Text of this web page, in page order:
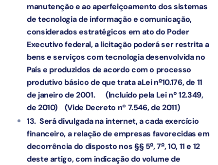
manutenção e ao aperfeiçoamento dos sistemas
de tecnologia de informação e comunicação,
considerados estratégicos em ato do Poder
Executivo federal, a licitação poderá ser restrita a
bens e serviços com tecnologia desenvolvida no
País e produzidos de acordo com o processo
produtivo básico de que trata aLei no10.176, de 11
de janeiro de 2001.(Incluído pela Lei nº 12.349,
de 2010)
(Vide Decreto nº 7.546, de 2011)
13. Será divulgada na internet, a cada exercício
financeiro, a relação de empresas favorecidas em
decorrência do disposto nos §§ 5o, 7o, 10, 11 e 12
deste artigo, com indicação do volume de